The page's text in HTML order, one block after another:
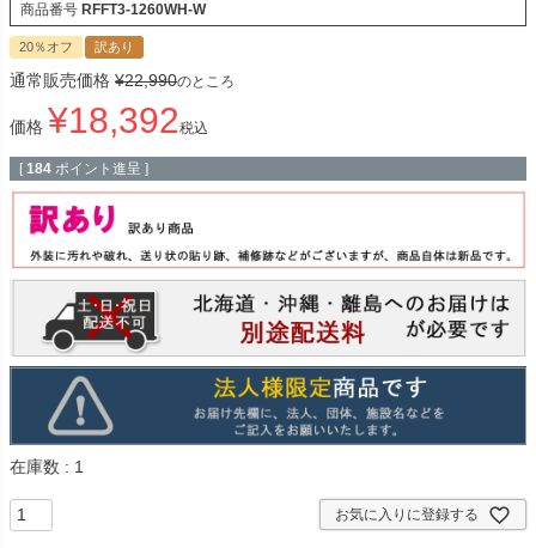
商品番号 RFFT3-1260WH-W
20％オフ 訳あり
通常販売価格 ¥22,990のところ
価格 ¥18,392税込
[ 184 ポイント進呈 ]
在庫数 1
お気に入りに登録する